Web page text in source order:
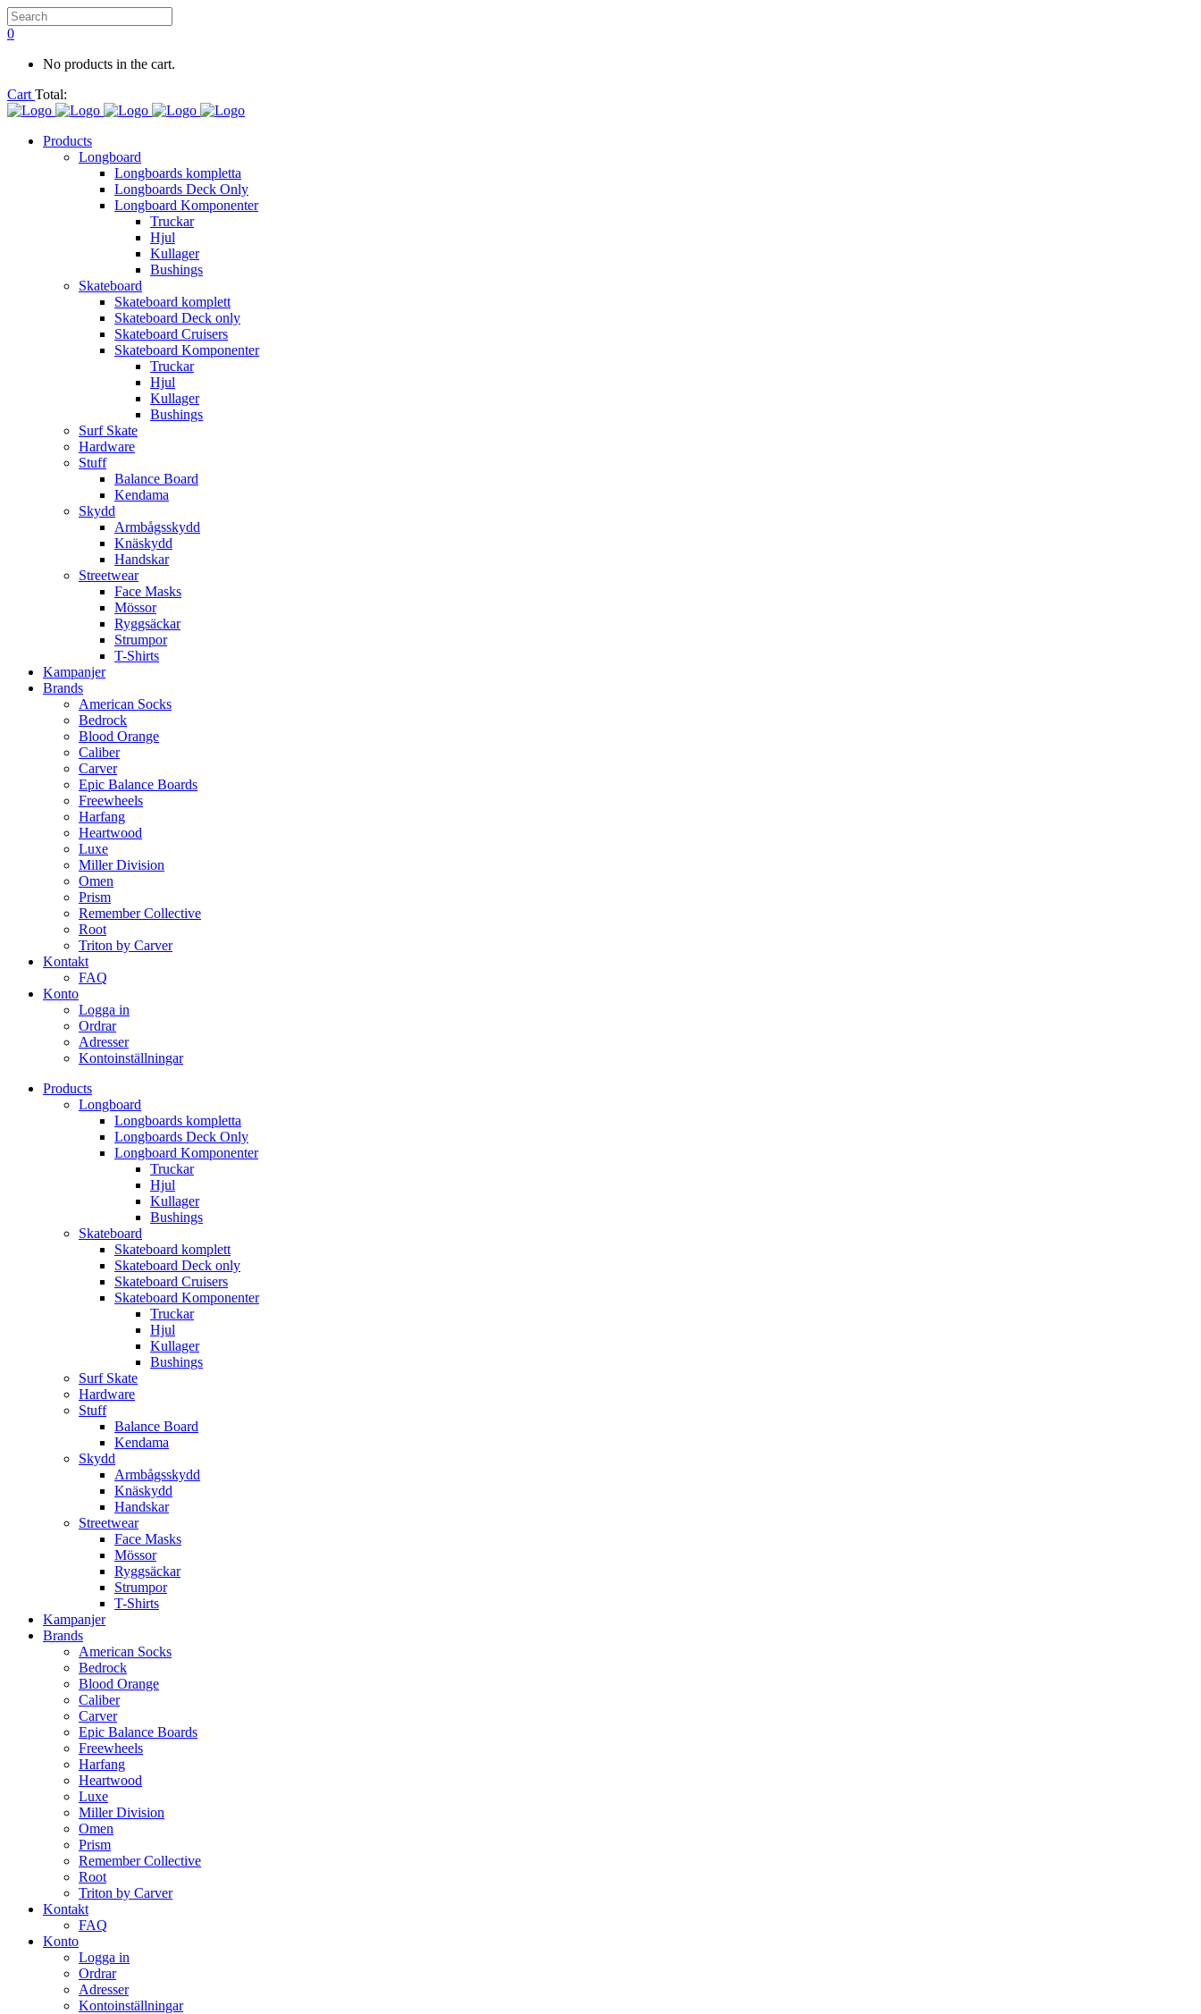
0
No products in the cart.
Cart Total:
Products
Longboard
Longboards kompletta
Longboards Deck Only
Longboard Komponenter
Truckar
Hjul
Kullager
Bushings
Skateboard
Skateboard komplett
Skateboard Deck only
Skateboard Cruisers
Skateboard Komponenter
Truckar
Hjul
Kullager
Bushings
Surf Skate
Hardware
Stuff
Balance Board
Kendama
Skydd
Armbågsskydd
Knäskydd
Handskar
Streetwear
Face Masks
Mössor
Ryggsäckar
Strumpor
T-Shirts
Kampanjer
Brands
American Socks
Bedrock
Blood Orange
Caliber
Carver
Epic Balance Boards
Freewheels
Harfang
Heartwood
Luxe
Miller Division
Omen
Prism
Remember Collective
Root
Triton by Carver
Kontakt
FAQ
Konto
Logga in
Ordrar
Adresser
Kontoinställningar
Products
Longboard
Longboards kompletta
Longboards Deck Only
Longboard Komponenter
Truckar
Hjul
Kullager
Bushings
Skateboard
Skateboard komplett
Skateboard Deck only
Skateboard Cruisers
Skateboard Komponenter
Truckar
Hjul
Kullager
Bushings
Surf Skate
Hardware
Stuff
Balance Board
Kendama
Skydd
Armbågsskydd
Knäskydd
Handskar
Streetwear
Face Masks
Mössor
Ryggsäckar
Strumpor
T-Shirts
Kampanjer
Brands
American Socks
Bedrock
Blood Orange
Caliber
Carver
Epic Balance Boards
Freewheels
Harfang
Heartwood
Luxe
Miller Division
Omen
Prism
Remember Collective
Root
Triton by Carver
Kontakt
FAQ
Konto
Logga in
Ordrar
Adresser
Kontoinställningar